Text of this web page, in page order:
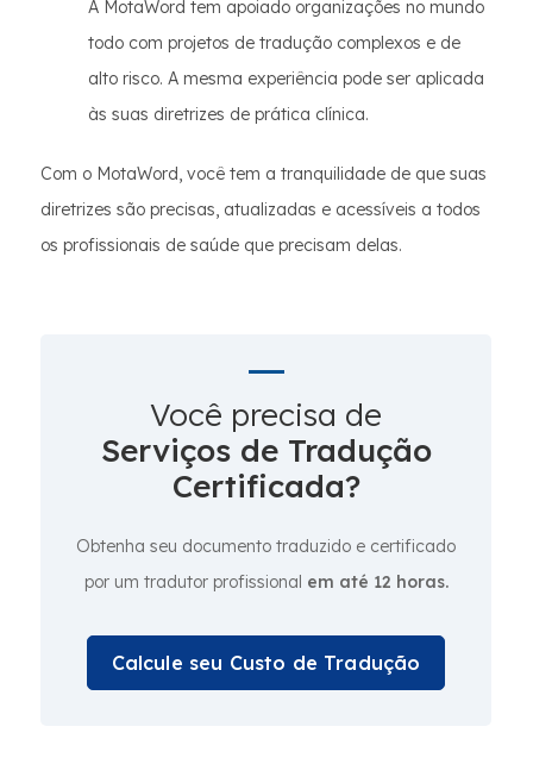
A MotaWord tem apoiado organizações no mundo
todo com projetos de tradução complexos e de
alto risco. A mesma experiência pode ser aplicada
às suas diretrizes de prática clínica.
Com o MotaWord, você tem a tranquilidade de que suas
diretrizes são precisas, atualizadas e acessíveis a todos
os profissionais de saúde que precisam delas.
Você precisa de
Serviços de Tradução
Certificada?
Obtenha seu documento traduzido e certificado
por um tradutor profissional em até 12 horas.
Calcule seu Custo de Tradução